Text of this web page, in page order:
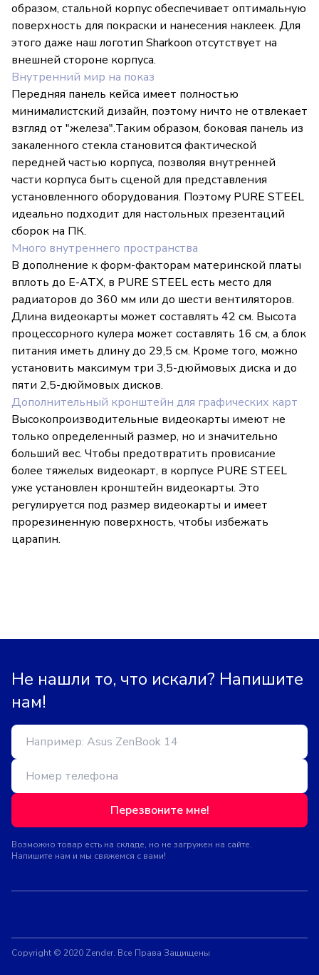
образом, стальной корпус обеспечивает оптимальную
поверхность для покраски и нанесения наклеек. Для
этого даже наш логотип Sharkoon отсутствует на
внешней стороне корпуса.
Внутренний мир на показ
Передняя панель кейса имеет полностью
минималистский дизайн, поэтому ничто не отвлекает
взгляд от "железа".Таким образом, боковая панель из
закаленного стекла становится фактической
передней частью корпуса, позволяя внутренней
части корпуса быть сценой для представления
установленного оборудования. Поэтому PURE STEEL
идеально подходит для настольных презентаций
сборок на ПК.
Много внутреннего пространства
В дополнение к форм-факторам материнской платы
вплоть до E-ATX, в PURE STEEL есть место для
радиаторов до 360 мм или до шести вентиляторов.
Длина видеокарты может составлять 42 см. Высота
процессорного кулера может составлять 16 см, а блок
питания иметь длину до 29,5 см. Кроме того, можно
установить максимум три 3,5-дюймовых диска и до
пяти 2,5-дюймовых дисков.
Дополнительный кронштейн для графических карт
Высокопроизводительные видеокарты имеют не
только определенный размер, но и значительно
больший вес. Чтобы предотвратить провисание
более тяжелых видеокарт, в корпусе PURE STEEL
уже установлен кронштейн видеокарты. Это
регулируется под размер видеокарты и имеет
прорезиненную поверхность, чтобы избежать
царапин.
Не нашли то, что искали? Напишите
нам!
Перезвоните мне!
Возможно товар есть на складе, но не загружен на сайте.
Напишите нам и мы свяжемся с вами!
Copyright © 2020 Zender. Все Права Защищены